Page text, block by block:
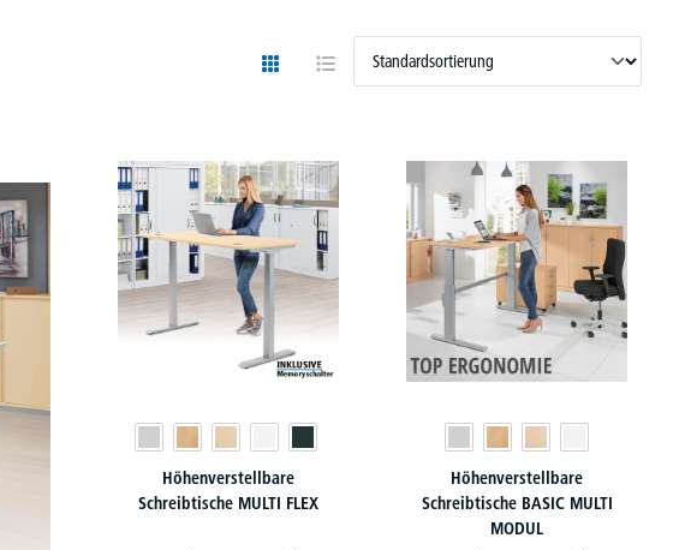
Höhenverstellbare
Schreibtische MULTI FLEX
Höhenverstellbare
Schreibtische BASIC MULTI
MODUL